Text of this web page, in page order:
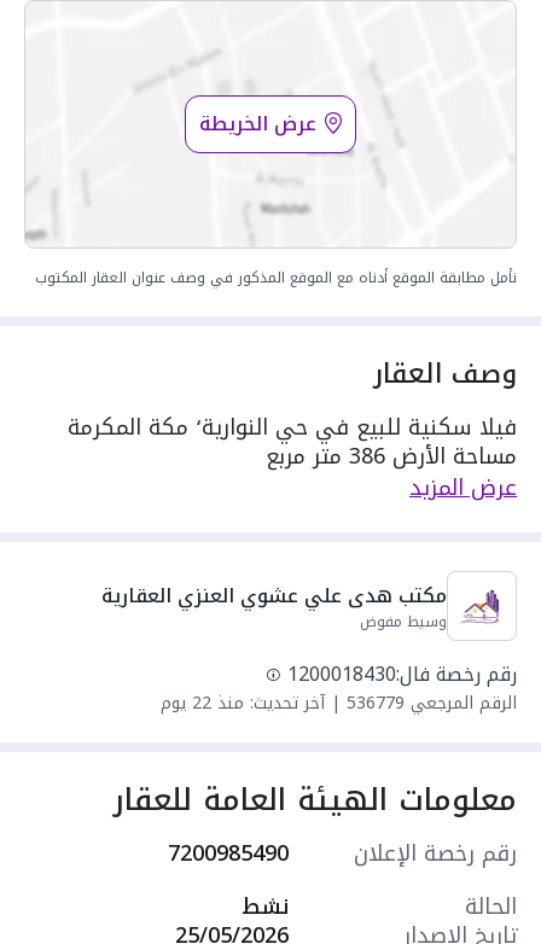
عرض الخريطة
نأمل مطابقة الموقع أدناه مع الموقع المذكور في وصف عنوان العقار المكتوب
وصف العقار
فيلا سكنية للبيع في حي النوارية٬ مكة المكرمة
مساحة الأرض 386 متر مربع
يحدها 1 شارع: شرقية٬ بعرض 15 م
واصل كهرباء
واصل مياه
سنة البناء: 2026
مميزات العقار:
- حديقة
- مدارس
- مركز تجاري
- حديقة
- درج داخلي
- شرفة
- سطح
عرض المزيد
مكتب هدى علي عشوي العنزي العقارية
وسيط مفوض
رقم رخصة فال:1200018430
الرقم المرجعي 536779
|آخر تحديث: منذ 22 يوم
معلومات الهيئة العامة للعقار
رقم رخصة الإعلان
7200985490
الحالة
نشط